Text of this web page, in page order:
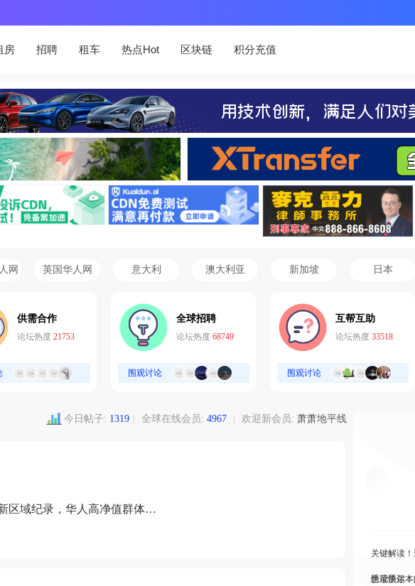
房 招聘 租车 热点Hot 区块链 积分充值
网 英国华人网 意大利 澳大利亚 新加坡 日本
供需合作
论坛热度 21753
全球招聘
论坛热度 68749
围观讨论
互帮互助
论坛热度 33518
围观讨论
今日帖子: 1319 全球在线会员: 4967 欢迎新会员: 萧萧地平线
区域纪录，华人高净值群体成
关键解读
悉尼墨尔
快读快运